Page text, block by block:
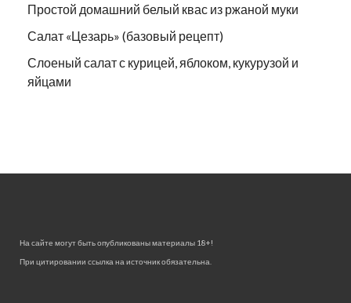
Простой домашний белый квас из ржаной муки
Салат «Цезарь» (базовый рецепт)
Слоеный салат с курицей, яблоком, кукурузой и
яйцами
На сайте могут быть опубликованы материалы 18+!
При цитировании ссылка на источник обязательна.